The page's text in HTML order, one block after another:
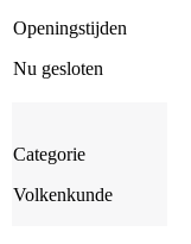
Openingstijden
Nu gesloten
Categorie
Volkenkunde